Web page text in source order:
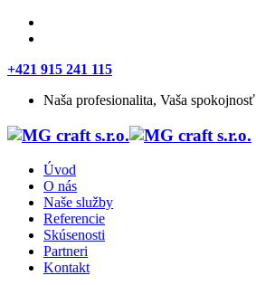
+421 915 241 115
Naša profesionalita, Vaša spokojnosť
Úvod
O nás
Naše služby
Referencie
Skúsenosti
Partneri
Kontakt